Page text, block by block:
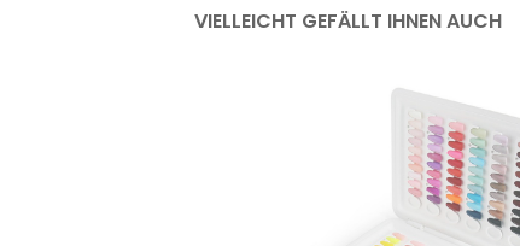
VIELLEICHT GEFÄLLT IHNEN AUCH